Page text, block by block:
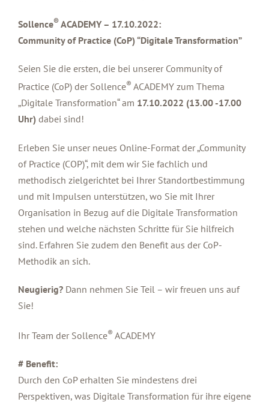
Sollence® ACADEMY – 17.10.2022:
Community of Practice (CoP) “Digitale Transformation”
Seien Sie die ersten, die bei unserer Community of
Practice (CoP) der Sollence® ACADEMY zum Thema
„Digitale Transformation“ am 17.10.2022 (13.00 -17.00
Uhr) dabei sind!
Erleben Sie unser neues Online-Format der „Community
of Practice (COP)“, mit dem wir Sie fachlich und
methodisch zielgerichtet bei Ihrer Standortbestimmung
und mit Impulsen unterstützen, wo Sie mit Ihrer
Organisation in Bezug auf die Digitale Transformation
stehen und welche nächsten Schritte für Sie hilfreich
sind. Erfahren Sie zudem den Benefit aus der CoP-
Methodik an sich.
Neugierig? Dann nehmen Sie Teil – wir freuen uns auf
Sie!
Ihr Team der Sollence® ACADEMY
# Benefit:
Durch den CoP erhalten Sie mindestens drei
Perspektiven, was Digitale Transformation für ihre eigene